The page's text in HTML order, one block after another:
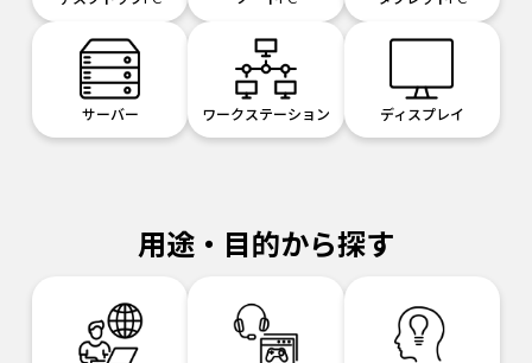
サーバー ワークステーション ディスプレイ
用途・目的から探す